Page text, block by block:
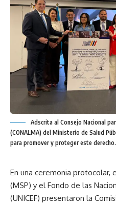
Adscrita al Consejo Nacional
(CONALMA) del Ministerio de Salud
para promover y proteger este derecho.
En una ceremonia protocolar,
(MSP) y el Fondo de las
(UNICEF) presentaron la